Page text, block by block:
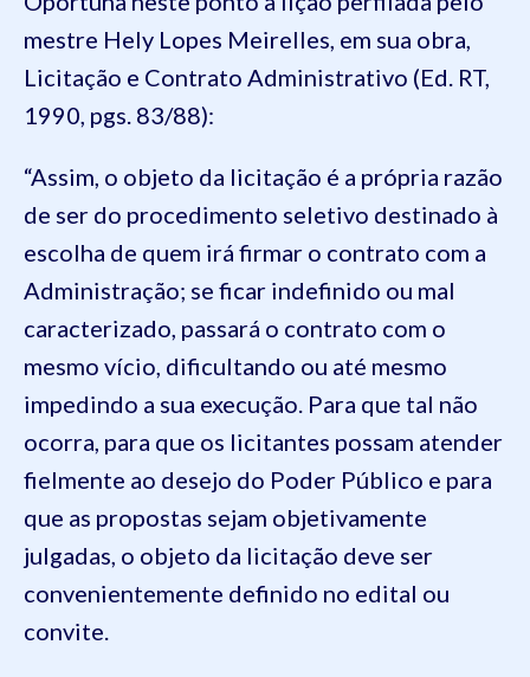
mestre Hely Lopes Meirelles, em sua obra,
Licitação e Contrato Administrativo (Ed. RT,
1990, pgs. 83/88):
“Assim, o objeto da licitação é a própria razão
de ser do procedimento seletivo destinado à
escolha de quem irá firmar o contrato com a
Administração; se ficar indefinido ou mal
caracterizado, passará o contrato com o
mesmo vício, dificultando ou até mesmo
impedindo a sua execução. Para que tal não
ocorra, para que os licitantes possam atender
fielmente ao desejo do Poder Público e para
que as propostas sejam objetivamente
julgadas, o objeto da licitação deve ser
convenientemente definido no edital ou
convite.